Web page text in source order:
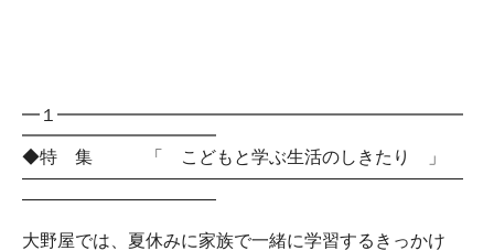
━１━━━━━━━━━━━━━━━━━━━━━━━
━━━━━━━━━━━
◆特 集 「 こどもと学ぶ生活のしきたり 」
―――――――――――――――――――――――――
―――――――――――
大野屋では、夏休みに家族で一緒に学習するきっかけ